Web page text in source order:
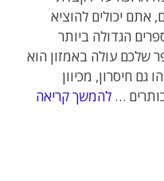
אתם יכולים להוציא
הגדולה ביותר
שלכם עולה באמזון הוא
חיסרון, מכיוון
… להמשך קריאה